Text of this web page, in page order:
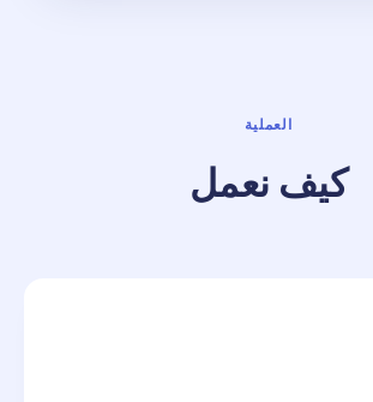
العملية
كيف نعمل